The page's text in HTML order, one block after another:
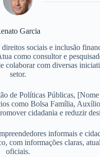
Garcia
sociais e inclusão
como consultor e
colaborar com diversas
setor.
de Políticas Públicas,
como Bolsa Família,
cidadania e reduzir
informais e
com informações claras,
oficiais.